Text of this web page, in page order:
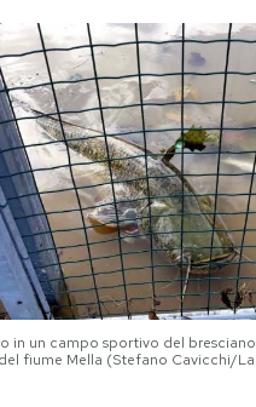
in un campo sportivo del
fiume Mella (Stefano Cavicchi/